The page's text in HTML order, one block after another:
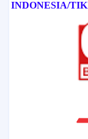
INDONESIA/